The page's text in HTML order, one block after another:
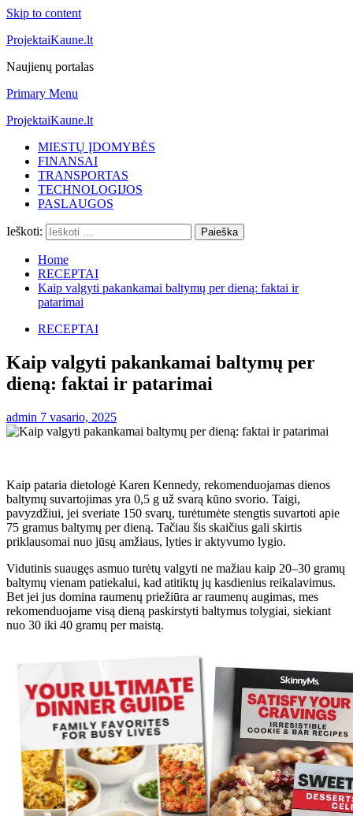
Skip to content
ProjektaiKaune.lt
Naujienų portalas
Primary Menu
ProjektaiKaune.lt
MIESTŲ ĮDOMYBĖS
FINANSAI
TRANSPORTAS
TECHNOLOGIJOS
PASLAUGOS
Ieškoti:
Home
RECEPTAI
Kaip valgyti pakankamai baltymų per dieną: faktai ir
patarimai
RECEPTAI
Kaip valgyti pakankamai baltymų per
dieną: faktai ir patarimai
admin 7 vasario, 2025
Kaip pataria dietologė Karen Kennedy, rekomenduojamas dienos
baltymų suvartojimas yra 0,5 g už svarą kūno svorio. Taigi,
pavyzdžiui, jei sveriate 150 svarų, turėtumėte stengtis suvartoti apie
75 gramus baltymų per dieną. Tačiau šis skaičius gali skirtis
priklausomai nuo jūsų amžiaus, lyties ir aktyvumo lygio.
Vidutinis suaugęs asmuo turėtų valgyti ne mažiau kaip 20–30 gramų
baltymų vienam patiekalui, kad atitiktų jų kasdienius reikalavimus.
Bet jei jus domina raumenų priežiūra ar raumenų augimas, mes
rekomenduojame visą dieną paskirstyti baltymus tolygiai, siekiant
nuo 30 iki 40 gramų per maistą.